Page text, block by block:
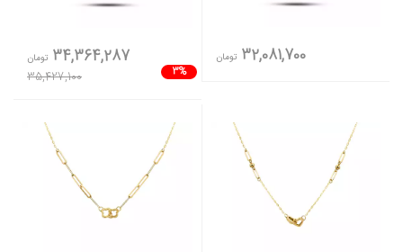
32,081,700 تومان
3%
34,364,287 تومان
35,427,100